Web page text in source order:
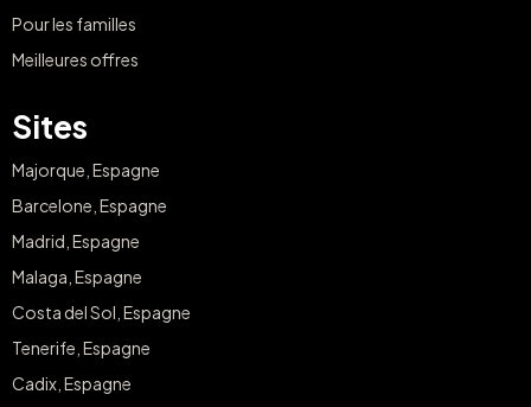
Pour les familles
Meilleures offres
Sites
Majorque, Espagne
Barcelone, Espagne
Madrid, Espagne
Malaga, Espagne
Costa del Sol, Espagne
Tenerife, Espagne
Cadix, Espagne